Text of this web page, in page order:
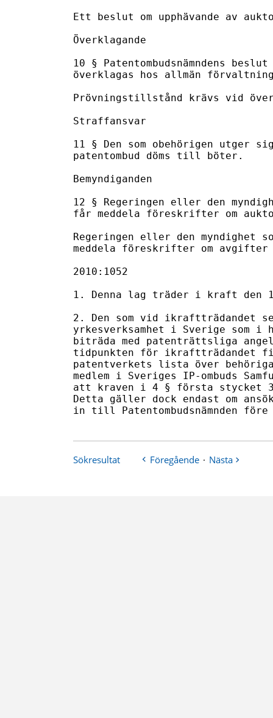
Ett beslut om upphävande av
Överklagande
10 § Patentombudsnämndens
överklagas hos allmän
Prövningstillstånd krävs vid
Straffansvar
11 § Den som obehörigen utger
patentombud döms till böter.
Bemyndiganden
12 § Regeringen eller den
får meddela föreskrifter om
Regeringen eller den myndighet
meddela föreskrifter om
2010:1052
1. Denna lag träder i kraft den 1
2. Den som vid ikraftträdandet
yrkesverksamhet i Sverige som
biträda med patenträttsliga
tidpunkten för ikraftträdandet
patentverkets lista över
medlem i Sveriges IP-ombuds
att kraven i 4 § första stycket
Detta gäller dock endast om
in till Patentombudsnämnden före
Sökresultat Föregående · Nästa